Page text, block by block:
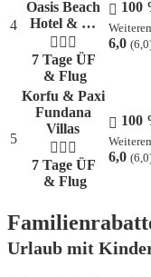
4
Oasis Beach
Hotel & …
7 Tage ÜF
& Flug
100
6,0
5
Korfu & Paxi
Fundana
Villas
7 Tage ÜF
& Flug
100
6,0
Urlaub mit